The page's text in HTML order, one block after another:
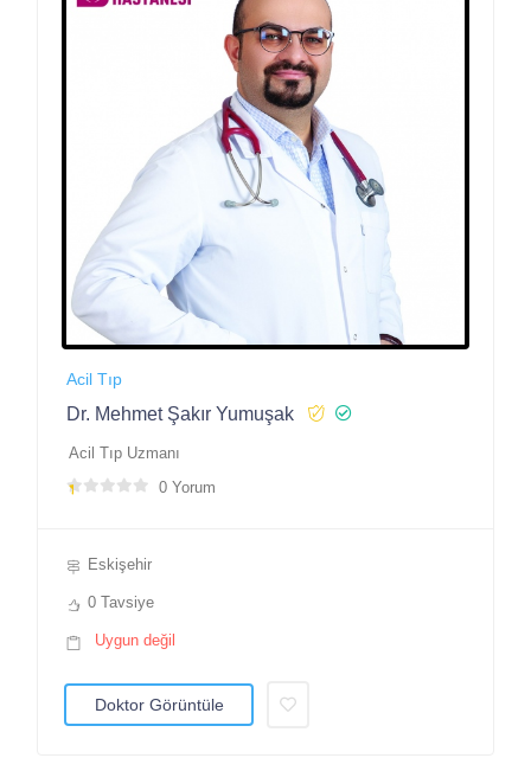
Acil Tıp
Dr. Mehmet Şakır Yumuşak
Acil Tıp Uzmanı
0 Yorum
Eskişehir
0 Tavsiye
Uygun değil
Doktor Görüntüle